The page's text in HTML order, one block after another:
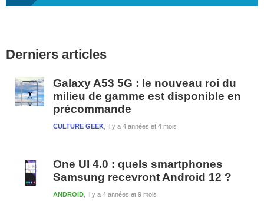
latérale
Derniers articles
Galaxy A53 5G : le nouveau roi du
milieu de gamme est disponible en
précommande
Il y a 4 années et 4 mois
CULTURE GEEK
One UI 4.0 : quels smartphones
Samsung recevront Android 12 ?
Il y a 4 années et 9 mois
ANDROID